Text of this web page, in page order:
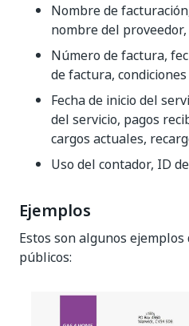
Nombre de
nombre del
Número de factura,
de factura, condiciones
Fecha de inicio del
del servicio, pagos
cargos actuales,
Uso del contador, ID
Ejemplos
Estos son algunos
públicos: